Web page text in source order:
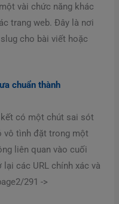
vài chức năng khác
trang web. Đây là nơi
cho bài viết hoặc
chuẩn thành
có một chút sai sót
vô tình đặt trong một
liên quan vào cuối
các URL chính xác và
291 ->